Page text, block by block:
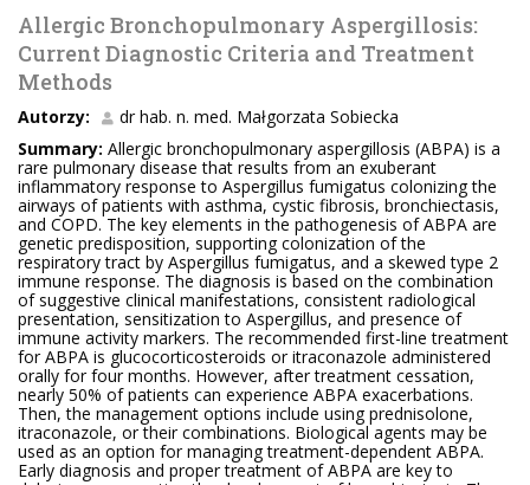
Allergic Bronchopulmonary Aspergillosis:
Current Diagnostic Criteria and Treatment
Methods
Autorzy:
dr hab. n. med. Małgorzata Sobiecka
Summary: Allergic bronchopulmonary aspergillosis (ABPA) is a
rare pulmonary disease that results from an exuberant
inflammatory response to Aspergillus fumigatus colonizing the
airways of patients with asthma, cystic fibrosis, bronchiectasis,
and COPD. The key elements in the pathogenesis of ABPA are
genetic predisposition, supporting colonization of the
respiratory tract by Aspergillus fumigatus, and a skewed type 2
immune response. The diagnosis is based on the combination
of suggestive clinical manifestations, consistent radiological
presentation, sensitization to Aspergillus, and presence of
immune activity markers. The recommended first-line treatment
for ABPA is glucocorticosteroids or itraconazole administered
orally for four months. However, after treatment cessation,
nearly 50% of patients can experience ABPA exacerbations.
Then, the management options include using prednisolone,
itraconazole, or their combinations. Biological agents may be
used as an option for managing treatment-dependent ABPA.
Early diagnosis and proper treatment of ABPA are key to